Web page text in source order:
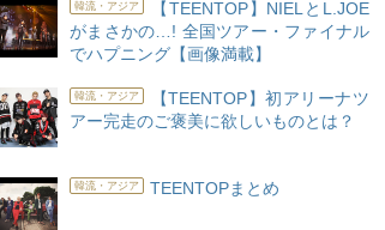
韓流・アジア
【TEENTOP】NIELとL.JOE
がまさかの…! 全国ツアー・ファイナル
でハプニング【画像満載】
韓流・アジア
【TEENTOP】初アリーナツ
アー完走のご褒美に欲しいものとは？
韓流・アジア TEENTOPまとめ